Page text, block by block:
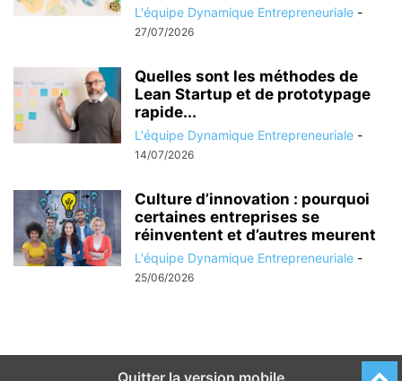
L'équipe Dynamique Entrepreneuriale -
27/07/2026
Quelles sont les méthodes de
Lean Startup et de prototypage
rapide...
L'équipe Dynamique Entrepreneuriale -
14/07/2026
Culture d’innovation : pourquoi
certaines entreprises se
réinventent et d’autres meurent
L'équipe Dynamique Entrepreneuriale -
25/06/2026
Quitter la version mobile